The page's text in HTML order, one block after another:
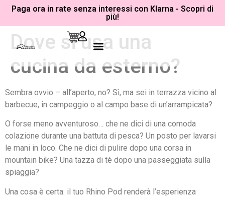
Paga ora in rate senza interessi con Klarna - Scopri di
più!
Dove si usa una
cucina da esterno?
Sembra ovvio – all’aperto, no? Sì, ma sei in terrazza vicino al
barbecue, in campeggio o al campo base di un’arrampicata?
O forse meno avventuroso… che ne dici di una comoda
colazione durante una battuta di pesca? Un posto per lavarsi
le mani in loco. Che ne dici di pulire dopo una corsa in
mountain bike? Una tazza di tè dopo una passeggiata sulla
spiaggia?
Una cosa è certa: il tuo Rhino Pod renderà l’esperienza